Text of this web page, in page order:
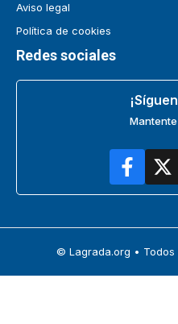
Aviso legal
Política de cookies
Redes sociales
© Lagrada.org •